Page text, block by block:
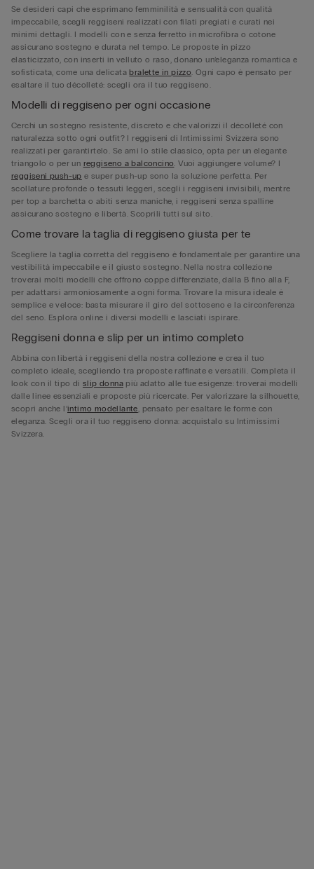
Se desideri capi che esprimano femminilità e sensualità con qualità
impeccabile, scegli reggiseni realizzati con filati pregiati e curati nei
minimi dettagli. I modelli con e senza ferretto in microfibra o cotone
assicurano sostegno e durata nel tempo. Le proposte in pizzo
elasticizzato, con inserti in velluto o raso, donano un’eleganza romantica e
sofisticata, come una delicatabralette in pizzo . Ogni capo è pensato per
esaltare il tuo décolleté: scegli ora il tuo reggiseno.
Modelli di reggiseno per ogni occasione
Cerchi un sostegno resistente, discreto e che valorizzi il décolleté con
naturalezza sotto ogni outfit? I reggiseni di Intimissimi Svizzera sono
realizzati per garantirtelo. Se ami lo stile classico, opta per un elegante
triangolo o per un reggiseno a balconcino . Vuoi aggiungere volume? I
reggiseni push-up e super push-up sono la soluzione perfetta. Per
scollature profonde o tessuti leggeri, scegli i reggiseni invisibili, mentre
per top a barchetta o abiti senza maniche, i reggiseni senza spalline
assicurano sostegno e libertà. Scoprili tutti sul sito.
Come trovare la taglia di reggiseno giusta per te
Scegliere la taglia corretta del reggiseno è fondamentale per garantire una
vestibilità impeccabile e il giusto sostegno. Nella nostra collezione
troverai molti modelli che offrono coppe differenziate, dalla B fino alla F,
per adattarsi armoniosamente a ogni forma. Trovare la misura ideale è
semplice e veloce: basta misurare il giro del sottoseno e la circonferenza
del seno. Esplora online i diversi modelli e lasciati ispirare.
Reggiseni donna e slip per un intimo completo
Abbina con libertà i reggiseni della nostra collezione e crea il tuo
completo ideale, scegliendo tra proposte raffinate e versatili. Completa il
look con il tipo dislip donna più adatto alle tue esigenze: troverai modelli
dalle linee essenziali e proposte più ricercate. Per valorizzare la silhouette,
scopri anche l’intimo modellante , pensato per esaltare le forme con
eleganza. Scegli ora il tuo reggiseno donna: acquistalo su Intimissimi
Svizzera.